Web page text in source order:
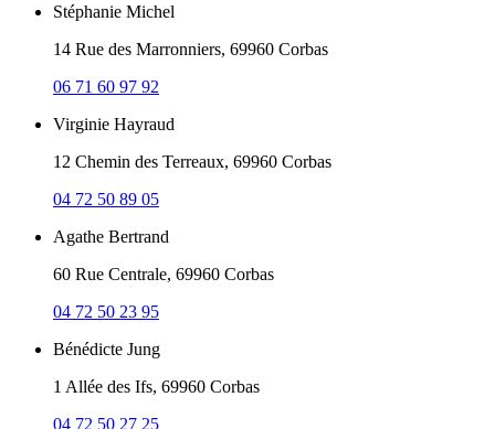
Stéphanie Michel
14 Rue des Marronniers, 69960 Corbas
06 71 60 97 92
Virginie Hayraud
12 Chemin des Terreaux, 69960 Corbas
04 72 50 89 05
Agathe Bertrand
60 Rue Centrale, 69960 Corbas
04 72 50 23 95
Bénédicte Jung
1 Allée des Ifs, 69960 Corbas
04 72 50 27 25